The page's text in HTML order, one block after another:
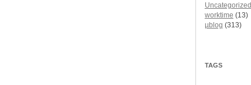
Uncategorized
worktime (13)
µblog (313)
TAGS